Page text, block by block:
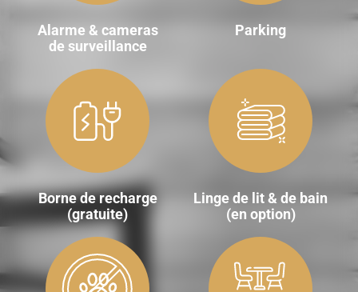
Alarme & cameras
de surveillance
Parking
Borne de recharge
(gratuite)
Linge de lit & de bain
(en option)